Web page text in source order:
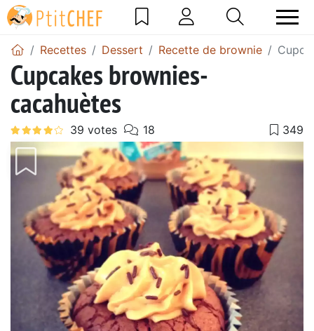
Recettes Dessert Recette de brownie
Cupcakes brownies-
cacahuètes